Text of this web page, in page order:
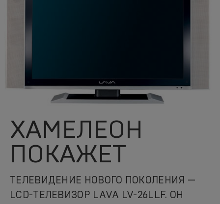
ХАМЕЛЕОН
ПОКАЖЕТ
ТЕЛЕВИДЕНИЕ НОВОГО ПОКОЛЕНИЯ —
LCD-ТЕЛЕВИЗОР LAVA LV-26LLF. ОН